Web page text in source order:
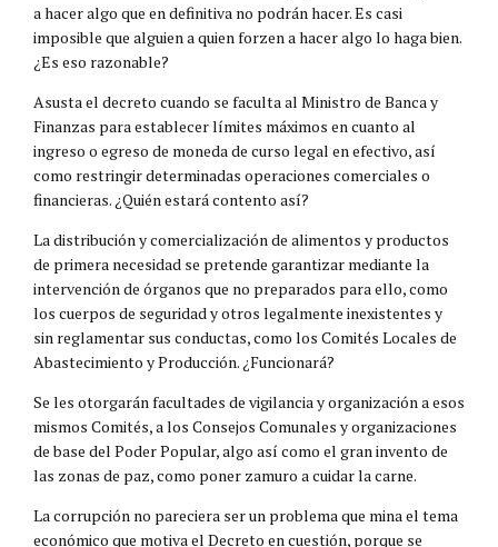
a hacer algo que en definitiva no podrán hacer. Es casi
imposible que alguien a quien forzen a hacer algo lo haga bien.
¿Es eso razonable?
Asusta el decreto cuando se faculta al Ministro de Banca y
Finanzas para establecer límites máximos en cuanto al
ingreso o egreso de moneda de curso legal en efectivo, así
como restringir determinadas operaciones comerciales o
financieras. ¿Quién estará contento así?
La distribución y comercialización de alimentos y productos
de primera necesidad se pretende garantizar mediante la
intervención de órganos que no preparados para ello, como
los cuerpos de seguridad y otros legalmente inexistentes y
sin reglamentar sus conductas, como los Comités Locales de
Abastecimiento y Producción. ¿Funcionará?
Se les otorgarán facultades de vigilancia y organización a esos
mismos Comités, a los Consejos Comunales y organizaciones
de base del Poder Popular, algo así como el gran invento de
las zonas de paz, como poner zamuro a cuidar la carne.
La corrupción no pareciera ser un problema que mina el tema
económico que motiva el Decreto en cuestión, porque se